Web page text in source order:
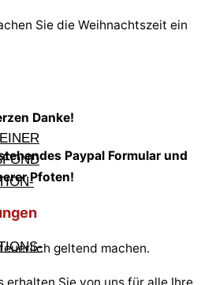
Sie die Weihnachtszeit ein
Danke!
Paypal Formular und
Pfoten!
geltend machen.